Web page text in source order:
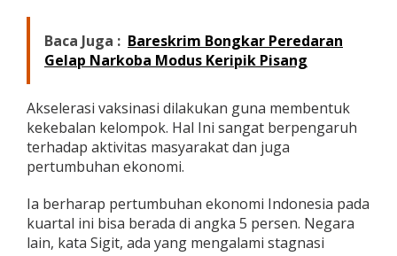
Baca Juga : Bareskrim Bongkar Peredaran
Gelap Narkoba Modus Keripik Pisang
Akselerasi vaksinasi dilakukan guna membentuk
kekebalan kelompok. Hal Ini sangat berpengaruh
terhadap aktivitas masyarakat dan juga
pertumbuhan ekonomi.
Ia berharap pertumbuhan ekonomi Indonesia pada
kuartal ini bisa berada di angka 5 persen. Negara
lain, kata Sigit, ada yang mengalami stagnasi